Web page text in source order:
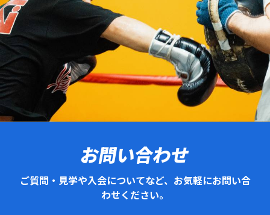
お問い合わせ
ご質問・見学や入会についてなど、お気軽にお問い合
わせください。